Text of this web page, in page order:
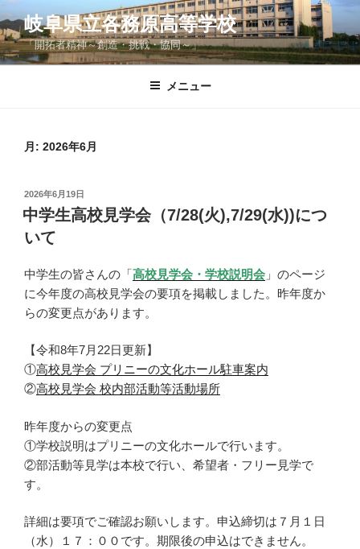
コ
ン
テ
ン
岐阜県立各務原高等学校
「開拓者精神～創造・挑戦・協同～」
メニュー
月: 2026年6月
投
稿
日:
2026年6月19日
中学生高校見学会（7/28(火),7/29(水))につ
いて
中学生の皆さんの「高校見学会・学校説明会 」のページ
に今年度の高校見学会の要項を掲載しました。昨年度か
らの変更点があります。
【令和8年7月22日更新】
①高校見学会 プリニーの文化ホール駐車案内
②高校見学会 校内部活動等活動場所
昨年度からの変更点
①学校説明はプリニーの文化ホールで行います。
②部活動等見学は本校で行い、希望者・フリー見学で
す。
詳細は要項でご確認お願いします。申込締切は７月１日
（水）１７：００です。期限後の申込はできません。